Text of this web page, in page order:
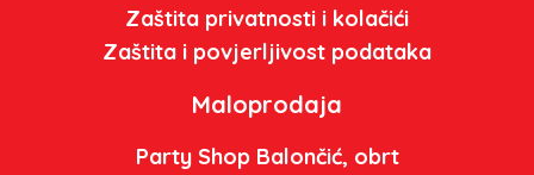
Zaštita privatnosti i kolačići
Zaštita i povjerljivost podataka
Maloprodaja
Party Shop Balončić, obrt